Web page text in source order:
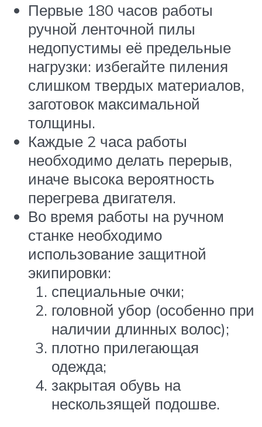
Первые 180 часов работы
ручной ленточной пилы
недопустимы её предельные
нагрузки: избегайте пиления
слишком твердых материалов,
заготовок максимальной
толщины.
Каждые 2 часа работы
необходимо делать перерыв,
иначе высока вероятность
перегрева двигателя.
Во время работы на ручном
станке необходимо
использование защитной
экипировки:
специальные очки;
головной убор (особенно при
наличии длинных волос);
плотно прилегающая
одежда;
закрытая обувь на
нескользящей подошве.